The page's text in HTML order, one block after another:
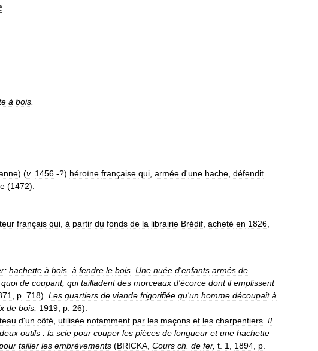
à bois
) (v. 1456 -?) héroïne française qui armée d'une hache défendit
(1472).
français qui à partir du fonds de la librairie Brédif acheté en 1826
; hachette à bois à fendre le bois Une nuée d'enfants armés de
quoi de coupant, qui tailladent des morceaux d'écorce dont il emplissent
p 718). Les quartiers de viande frigorifiée qu'un homme découpait à
de bois 1919 p 26).
d'un côté utilisée notamment par les maçons et les charpentiers Il
deux outils : la scie pour couper les pièces de longueur et une hachette
tailler les embrèvements (BRICKA Cours ch de fer, t 1 1894 p